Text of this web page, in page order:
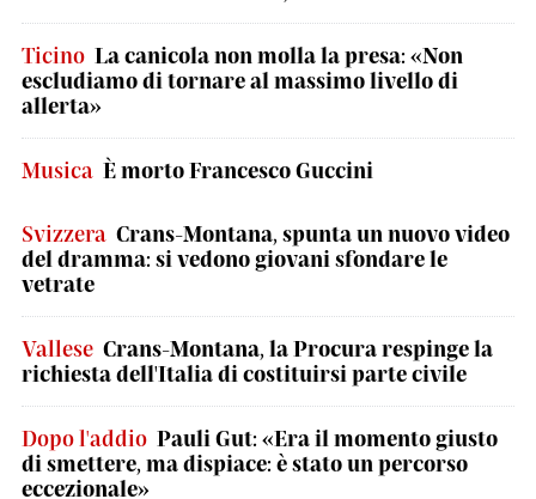
Ticino La canicola non molla la presa: «Non
escludiamo di tornare al massimo livello di
allerta»
Musica È morto Francesco Guccini
Svizzera Crans-Montana, spunta un nuovo video
del dramma: si vedono giovani sfondare le
vetrate
Vallese Crans-Montana, la Procura respinge la
richiesta dell'Italia di costituirsi parte civile
Dopo l'addio Pauli Gut: «Era il momento giusto
di smettere, ma dispiace: è stato un percorso
eccezionale»